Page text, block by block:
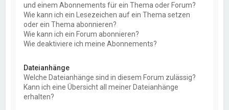
und einem Abonnements für ein Thema oder Forum?
Wie kann ich ein Lesezeichen auf ein Thema setzen
oder ein Thema abonnieren?
Wie kann ich ein Forum abonnieren?
Wie deaktiviere ich meine Abonnements?
Dateianhänge
Welche Dateianhänge sind in diesem Forum zulässig?
Kann ich eine Übersicht all meiner Dateianhänge
erhalten?